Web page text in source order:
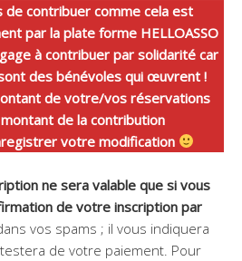
de contribuer comme cela est
par la plate forme HELLOASSO
à contribuer par solidarité car
des bénévoles qui œuvrent !
de votre/vos réservations
de la contribution
votre modification
ne sera valable que si vous
de votre inscription par
vos spams ; il vous indiquera
de votre paiement. Pour